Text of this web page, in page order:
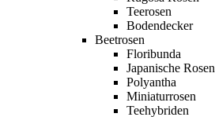
Teerosen
Bodendecker
Beetrosen
Floribunda
Japanische Rosen
Polyantha
Miniaturrosen
Teehybriden